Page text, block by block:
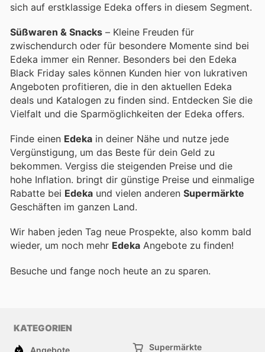
sich auf erstklassige Edeka offers in diesem Segment.
Süßwaren & Snacks – Kleine Freuden für
zwischendurch oder für besondere Momente sind bei
Edeka immer ein Renner. Besonders bei den Edeka
Black Friday sales können Kunden hier von lukrativen
Angeboten profitieren, die in den aktuellen Edeka
deals und Katalogen zu finden sind. Entdecken Sie die
Vielfalt und die Sparmöglichkeiten der Edeka offers.
Finde einen Edeka in deiner Nähe und nutze jede
Vergünstigung, um das Beste für dein Geld zu
bekommen. Vergiss die steigenden Preise und die
hohe Inflation. bringt dir günstige Preise und einmalige
Rabatte bei Edeka und vielen anderen Supermärkte
Geschäften im ganzen Land.
Wir haben jeden Tag neue Prospekte, also komm bald
wieder, um noch mehr Edeka Angebote zu finden!
Besuche und fange noch heute an zu sparen.
KATEGORIEN
Angebote Supermärkte